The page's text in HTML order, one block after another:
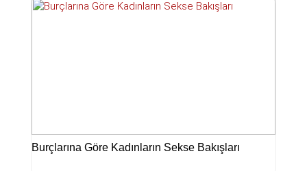
Burçlarına Göre Kadınların Sekse Bakışları